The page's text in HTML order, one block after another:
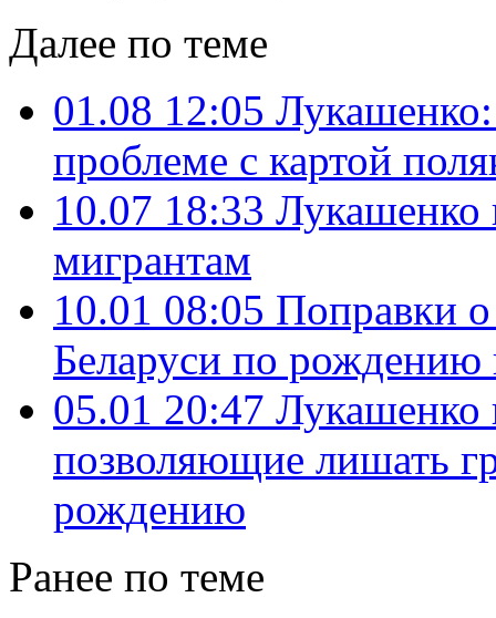
Далее по теме
01.08 12:05
проблеме с картой
10.07 18:33 Лукашенко
мигрантам
10.01 08:05 Поправки
Беларуси по рождению
05.01 20:47 Лукашенко
позволяющие лишать
рождению
Ранее по теме